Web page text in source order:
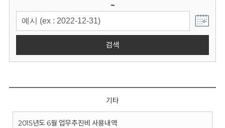
~
검색
기타
2015년도 6월 업무추진비 사용내역